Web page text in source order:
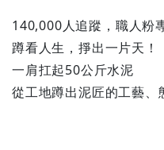
140,000人追蹤，職人粉
蹲看人生，掙出一片天！
一肩扛起50公斤水泥
從工地蹲出泥匠的工藝、